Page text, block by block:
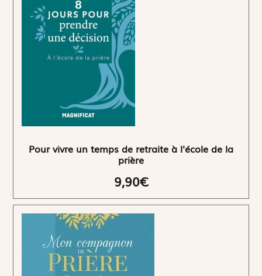
Pour vivre un temps de retraite à l'école de la
prière
9,90€